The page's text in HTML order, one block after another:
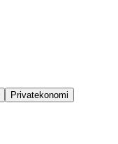
Privatekonomi